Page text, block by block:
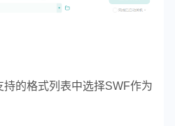
的格式列表中选择SWF作为